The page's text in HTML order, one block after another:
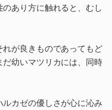
あり方に触れると、むし
が良きものであってもど
幼いマツリカには、同時
カゼの優しさが心に沁み